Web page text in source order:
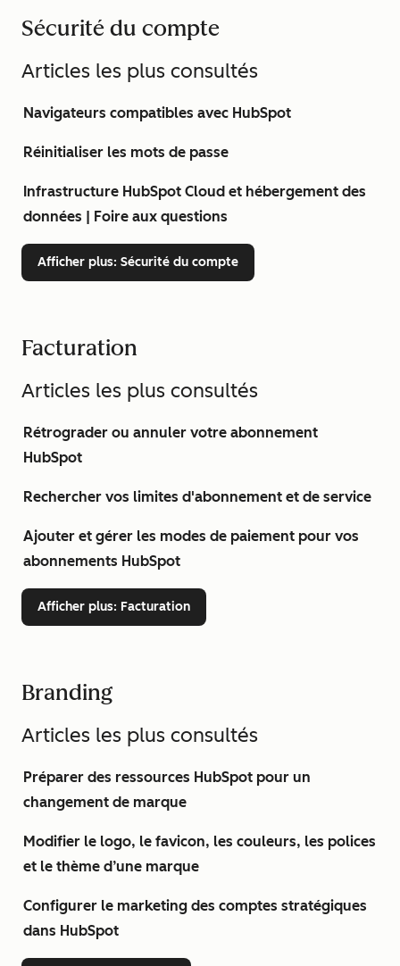
Sécurité du compte
Articles les plus consultés
Navigateurs compatibles avec HubSpot
Réinitialiser les mots de passe
Infrastructure HubSpot Cloud et hébergement des
données | Foire aux questions
Afficher plus: Sécurité du compte
Facturation
Articles les plus consultés
Rétrograder ou annuler votre abonnement
HubSpot
Rechercher vos limites d'abonnement et de service
Ajouter et gérer les modes de paiement pour vos
abonnements HubSpot
Afficher plus: Facturation
Branding
Articles les plus consultés
Préparer des ressources HubSpot pour un
changement de marque
Modifier le logo, le favicon, les couleurs, les polices
et le thème d’une marque
Configurer le marketing des comptes stratégiques
dans HubSpot